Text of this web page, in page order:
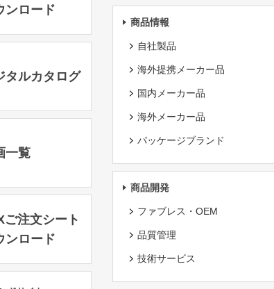
ンロード
タルカタログ
一覧
ご注文シート
ンロード
商品情報
自社製品
海外提携メーカー品
国内メーカー品
海外メーカー品
パッケージブランド
商品開発
ファブレス・OEM
品質管理
技術サービス